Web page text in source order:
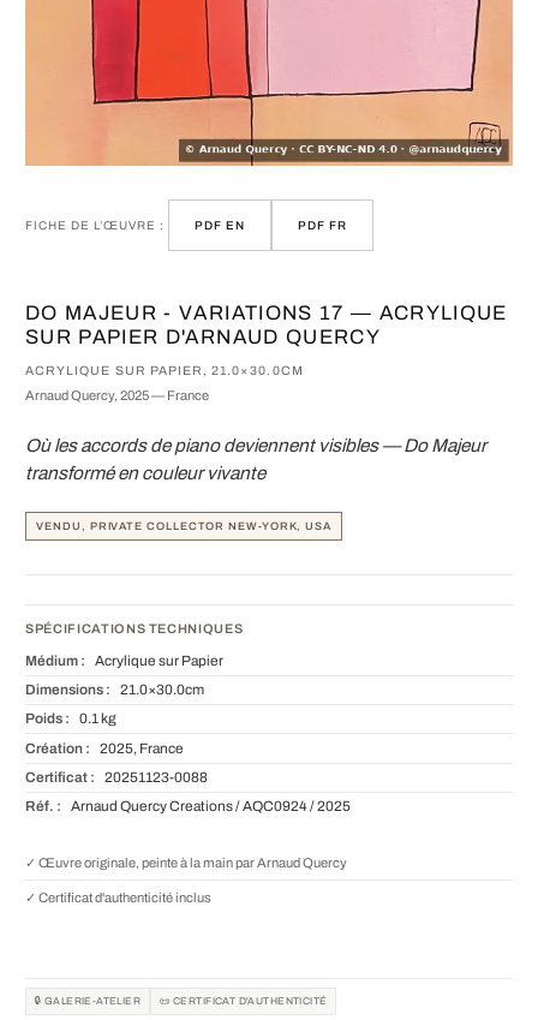
FICHE DE L’ŒUVRE : PDF EN PDF FR
DO MAJEUR - VARIATIONS 17 — ACRYLIQUE
SUR PAPIER D'ARNAUD QUERCY
ACRYLIQUE SUR PAPIER, 21.0×30.0CM
Arnaud Quercy, 2025 — France
Où les accords de piano deviennent visibles — Do Majeur
transformé en couleur vivante
VENDU, PRIVATE COLLECTOR NEW-YORK, USA
SPÉCIFICATIONS TECHNIQUES
Médium : Acrylique sur Papier
Dimensions : 21.0×30.0cm
Poids : 0.1 kg
Création : 2025, France
Certificat : 20251123-0088
Réf. : Arnaud Quercy Creations / AQC0924 / 2025
✓ Œuvre originale, peinte à la main par Arnaud Quercy
✓ Certificat d'authenticité inclus
🔒 GALERIE-ATELIER 📜 CERTIFICAT D'AUTHENTICITÉ